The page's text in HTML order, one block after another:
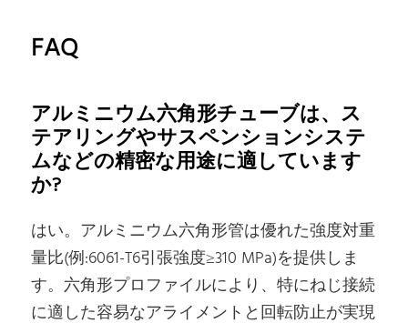
FAQ
アルミニウム六角形チューブは、ス
テアリングやサスペンションシステ
ムなどの精密な用途に適しています
か?
はい。アルミニウム六角形管は優れた強度対重
量比(例:6061-T6引張強度≥310 MPa)を提供しま
す。六角形プロファイルにより、特にねじ接続
に適した容易なアライメントと回転防止が実現